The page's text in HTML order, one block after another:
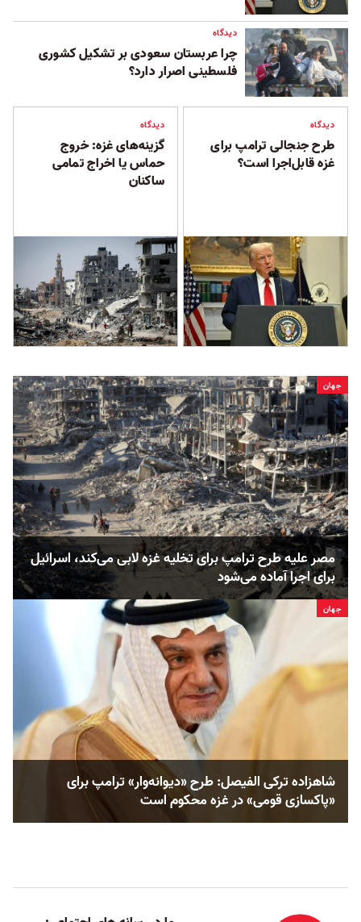
دیدگاه
چرا عربستان سعودی بر تشکیل کشوری
فلسطینی اصرار دارد؟
دیدگاه
طرح جنجالی ترامپ برای
غزه قابل‌اجرا است؟
دیدگاه
گزینه‌های غزه: خروج
حماس یا اخراج تمامی
ساکنان
جهان
مصر علیه طرح ترامپ برای تخلیه غزه لابی می‌کند، اسرائیل
برای اجرا آماده می‌شود
جهان
شاهزاده ترکی الفیصل: طرح «دیوانه‌وار» ترامپ برای
«پاکسازی قومی» در غزه محکوم است